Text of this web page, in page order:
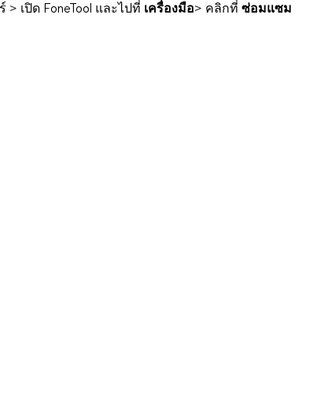
เปิด FoneTool และไปที่ เครื่องมือ> คลิกที่ ซ่อมแซม